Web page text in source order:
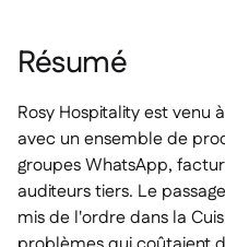
Résumé
Rosy Hospitality est venu
avec un ensemble de
groupes WhatsApp,
auditeurs tiers. Le
mis de l'ordre dans la